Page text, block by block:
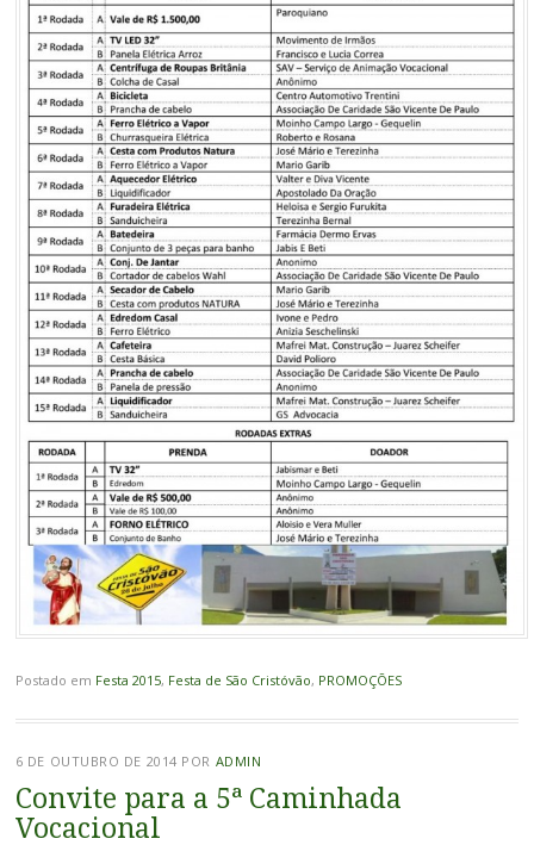
Postado em Festa 2015, Festa de São Cristóvão, PROMOÇÕES
6 DE OUTUBRO DE 2014 POR ADMIN
Convite para a 5ª Caminhada
Vocacional